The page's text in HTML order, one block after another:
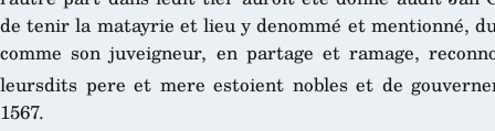
de tenir la matayrie et lieu y denommé et mentionné,
comme son juveigneur, en partage et ramage,
leursdits pere et mere estoient nobles et de
1567.